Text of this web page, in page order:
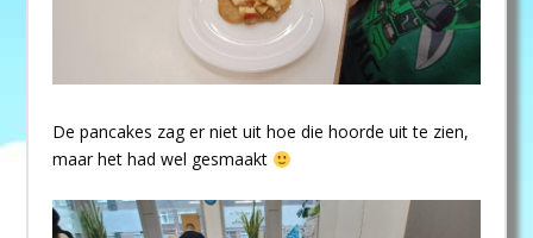
De pancakes zag er niet uit hoe die hoorde uit te zien,
maar het had wel gesmaakt